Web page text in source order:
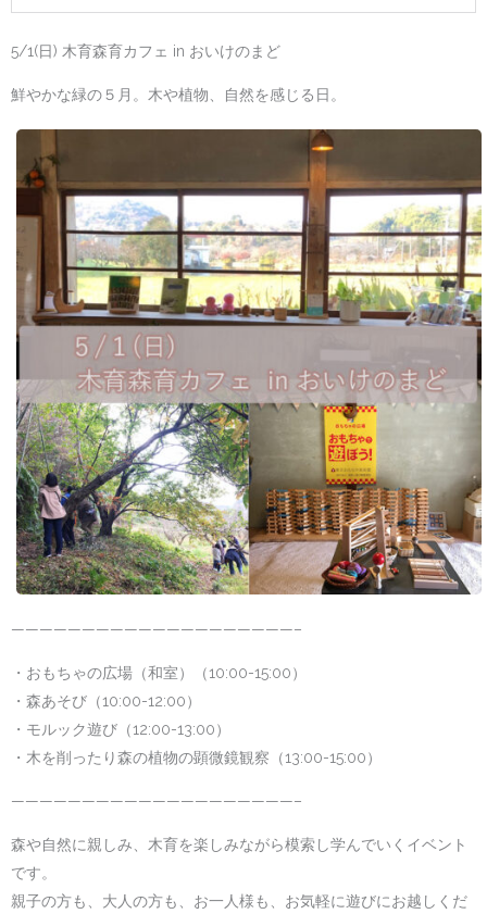
5/1(日) 木育森育カフェ in おいけのまど
鮮やかな緑の５月。木や植物、自然を感じる日。
————————————————————–
・おもちゃの広場（和室）（10:00-15:00）
・森あそび（10:00-12:00）
・モルック遊び（12:00-13:00）
・木を削ったり森の植物の顕微鏡観察（13:00-15:00）
————————————————————–
森や自然に親しみ、木育を楽しみながら模索し学んでいくイベント
です。
親子の方も、大人の方も、お一人様も、お気軽に遊びにお越しくだ